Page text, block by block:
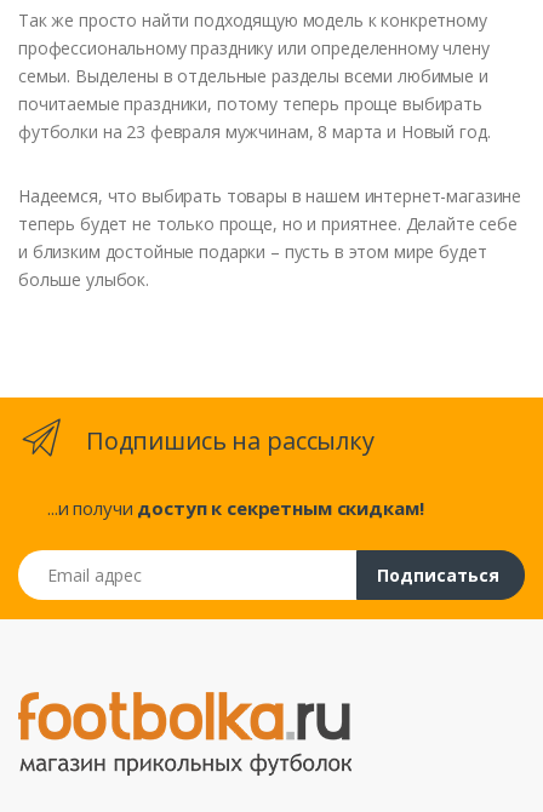
Так же просто найти подходящую модель к конкретному
профессиональному празднику или определенному члену
семьи. Выделены в отдельные разделы всеми любимые и
почитаемые праздники, потому теперь проще выбирать
футболки на 23 февраля мужчинам, 8 марта и Новый год.
Надеемся, что выбирать товары в нашем интернет-магазине
теперь будет не только проще, но и приятнее. Делайте себе
и близким достойные подарки – пусть в этом мире будет
больше улыбок.
Подпишись на рассылку
...и получи доступ к секретным скидкам!
Email адрес
Подписаться